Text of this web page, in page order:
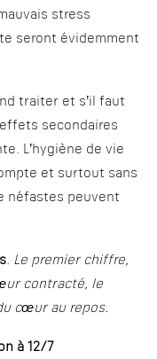
stress
seront évidemment
traiter et s’il faut
secondaires
L’hygiène de vie
et surtout sans
néfastes peuvent
. Le premier chiffre,
contracté, le
cœur au repos.
à 12/7